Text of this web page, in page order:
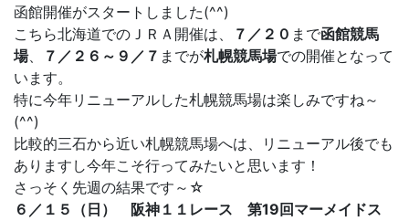
函館開催がスタートしました(^^)
こちら北海道でのＪＲＡ開催は、
７／２０ まで函館競馬
場、 ７／２６～９／７ までが札幌競馬場での開催となって
います。
特に今年リニューアルした札幌競馬場は楽しみですね～
(^^)
比較的三石から近い札幌競馬場へは、リニューアル後でも
ありますし今年こそ行ってみたいと思います！
さっそく先週の結果です～☆
６／１５（日） 阪神１１レース 第19回マーメイドス